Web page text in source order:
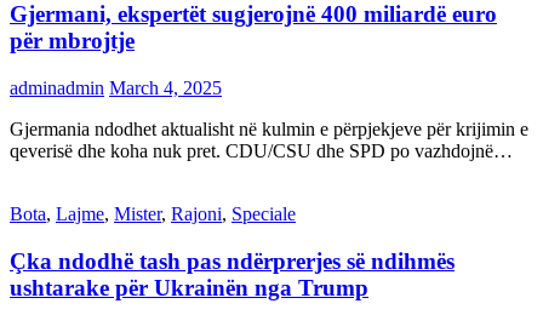
Gjermani, ekspertët sugjerojnë 400 miliardë euro
për mbrojtje
adminadmin March 4, 2025
Gjermania ndodhet aktualisht në kulmin e përpjekjeve për krijimin e
qeverisë dhe koha nuk pret. CDU/CSU dhe SPD po vazhdojnë…
Bota, Lajme, Mister, Rajoni, Speciale
Çka ndodhë tash pas ndërprerjes së ndihmës
ushtarake për Ukrainën nga Trump